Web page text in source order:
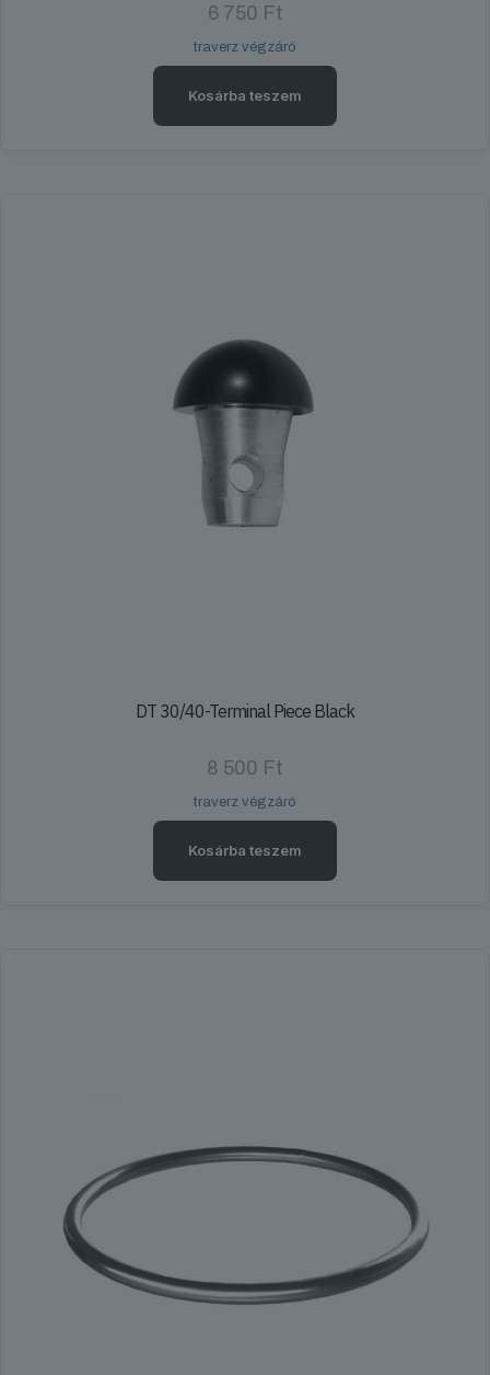
6 750 Ft
traverz végzáró
Kosárba teszem
DT 30/40-Terminal Piece Black
8 500 Ft
traverz végzáró
Kosárba teszem